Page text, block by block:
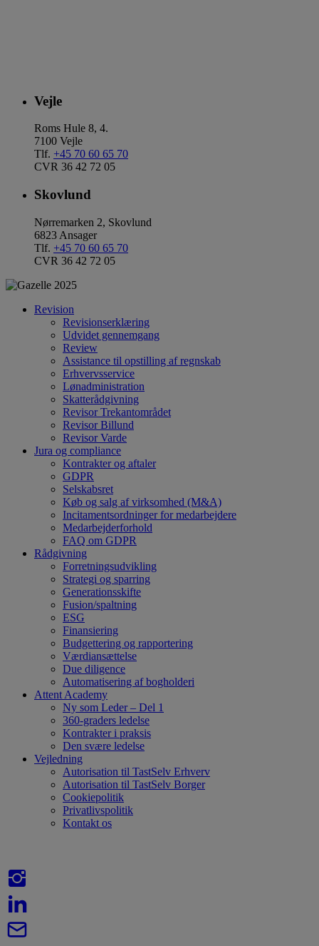
Vejle
Roms Hule 8, 4.
7100 Vejle
Tlf. +45 70 60 65 70
CVR 36 42 72 05
Skovlund
Nørremarken 2, Skovlund
6823 Ansager
Tlf. +45 70 60 65 70
CVR 36 42 72 05
Revision
Revisionserklæring
Udvidet gennemgang
Review
Assistance til opstilling af regnskab
Erhvervsservice
Lønadministration
Skatterådgivning
Revisor Trekantområdet
Revisor Billund
Revisor Varde
Jura og compliance
Kontrakter og aftaler
GDPR
Selskabsret
Køb og salg af virksomhed (M&A)
Incitamentsordninger for medarbejdere
Medarbejderforhold
FAQ om GDPR
Rådgivning
Forretningsudvikling
Strategi og sparring
Generationsskifte
Fusion/spaltning
ESG
Finansiering
Budgettering og rapportering
Værdiansættelse
Due diligence
Automatisering af bogholderi
Attent Academy
Ny som Leder – Del 1
360-graders ledelse
Kontrakter i praksis
Den svære ledelse
Vejledning
Autorisation til TastSelv Erhverv
Autorisation til TastSelv Borger
Cookiepolitik
Privatlivspolitik
Kontakt os